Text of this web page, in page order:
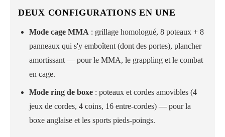
DEUX CONFIGURATIONS EN UNE
Mode cage MMA : grillage homologué, 8 poteaux + 8
panneaux qui s'y emboîtent (dont des portes), plancher
amortissant — pour le MMA, le grappling et le combat
en cage.
Mode ring de boxe : poteaux et cordes amovibles (4
jeux de cordes, 4 coins, 16 entre-cordes) — pour la
boxe anglaise et les sports pieds-poings.